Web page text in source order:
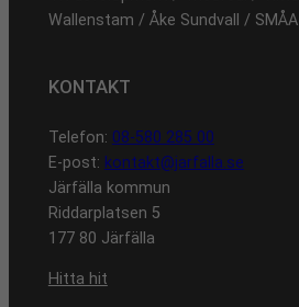
Wallenstam / Åke Sundvall /
KONTAKT
Telefon: 08-580 285 00
E-post: kontakt@jarfalla.se
Järfälla kommun
Riddarplatsen 5
177 80 Järfälla
Hitta hit